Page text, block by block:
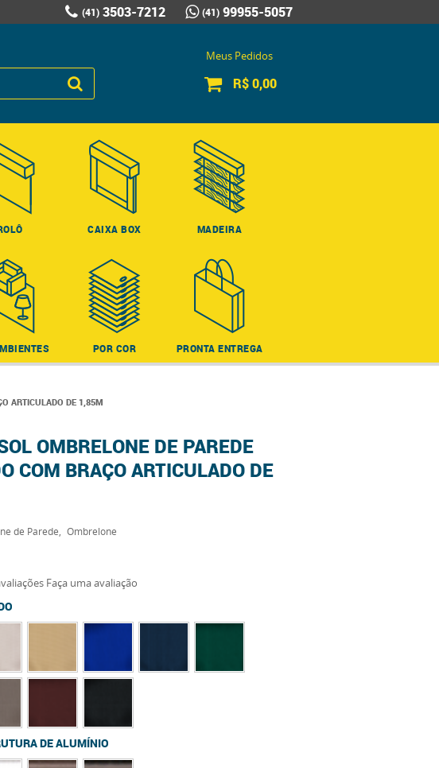
(41) 3503-7212 (41) 99955-5057
Meus Pedidos
R$ 0,00
CAIXA BOX MADEIRA
POR COR PRONTA ENTREGA
ARTICULADO DE 1,85M
OMBRELONE DE PAREDE
COM BRAÇO ARTICULADO DE
de Parede
Ombrelone
Faça uma avaliação
DE ALUMÍNIO